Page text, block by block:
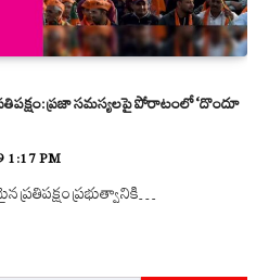
ప్రజా సమస్యలపై పోరాటంలో ‘దొందూ
1:17 PM
ప్రభుత్వానికి…